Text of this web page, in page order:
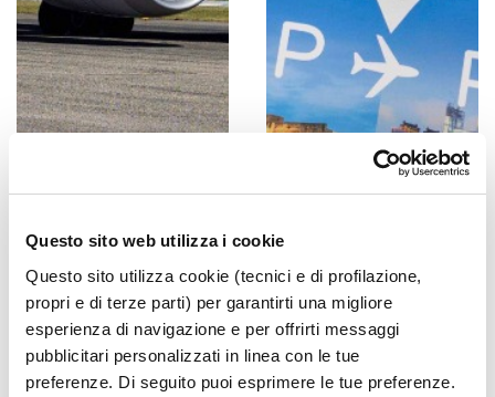
Questo sito web utilizza i cookie
Questo sito utilizza cookie (tecnici e di profilazione,
propri e di terze parti) per garantirti una migliore
esperienza di navigazione e per offrirti messaggi
pubblicitari personalizzati in linea con le tue
preferenze. Di seguito puoi esprimere le tue preferenze.